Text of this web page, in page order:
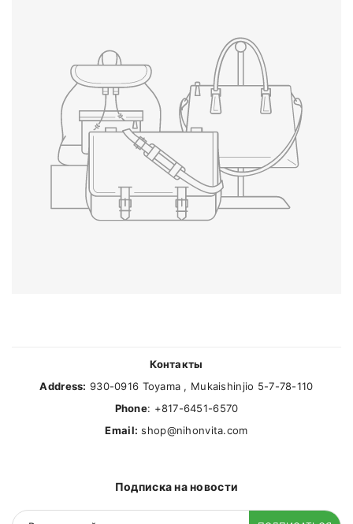
Контакты
Address: 930-0916 Toyama , Mukaishinjio 5-7-78-110
Phone: +817-6451-6570
Email: shop@nihonvita.com
Подписка на новости